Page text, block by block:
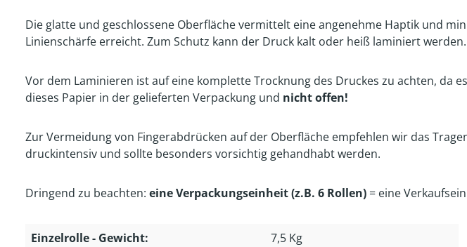
Die glatte und geschlossene Oberfläche vermittelt eine angenehme Haptik und
Linienschärfe erreicht. Zum Schutz kann der Druck kalt oder heiß laminiert werden.
Vor dem Laminieren ist auf eine komplette Trocknung des Druckes zu achten, da
dieses Papier in der gelieferten Verpackung und nicht offen!
Zur Vermeidung von Fingerabdrücken auf der Oberfläche empfehlen wir das
druckintensiv und sollte besonders vorsichtig gehandhabt werden.
Dringend zu beachten: eine Verpackungseinheit (z.B. 6 Rollen) = eine
Einzelrolle - Gewicht:
7,5 Kg